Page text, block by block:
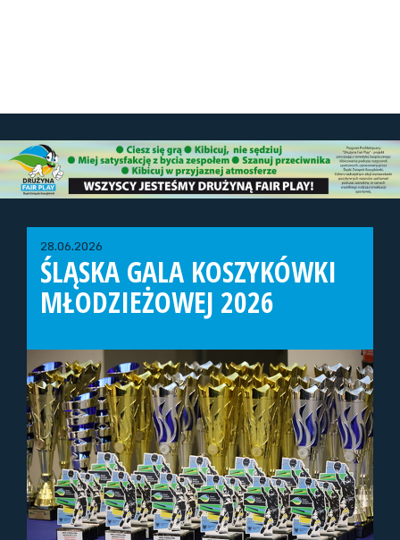
28.06.2026
ŚLĄSKA GALA KOSZYKÓWKI
MŁODZIEŻOWEJ 2026